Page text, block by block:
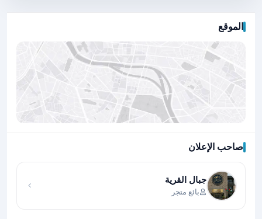
الموقع
صاحب الإعلان
جبال القرية
بائع متجر